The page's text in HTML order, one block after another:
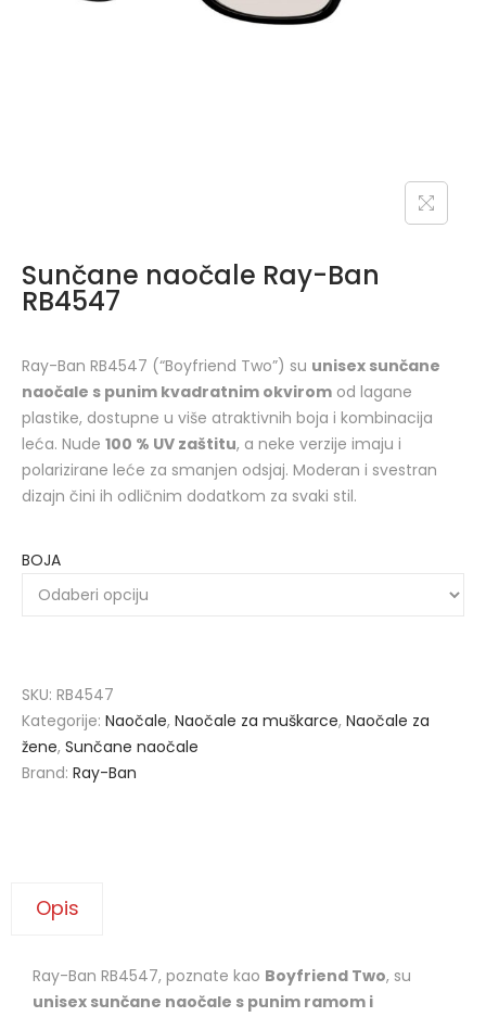
Sunčane naočale Ray-Ban
RB4547
Ray-Ban RB4547 (“Boyfriend Two”) su unisex sunčane
naočale s punim kvadratnim okvirom od lagane
plastike, dostupne u više atraktivnih boja i kombinacija
leća. Nude 100 % UV zaštitu, a neke verzije imaju i
polarizirane leće za smanjen odsjaj. Moderan i svestran
dizajn čini ih odličnim dodatkom za svaki stil.
BOJA
SKU: RB4547
Kategorije: Naočale, Naočale za muškarce, Naočale za
žene, Sunčane naočale
Brand: Ray-Ban
Opis
Ray-Ban RB4547, poznate kao Boyfriend Two, su
unisex sunčane naočale s punim ramom i